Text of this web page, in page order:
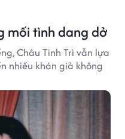
mối tình dang dở
Châu Tinh Trì vẫn lựa
nhiều khán giả không